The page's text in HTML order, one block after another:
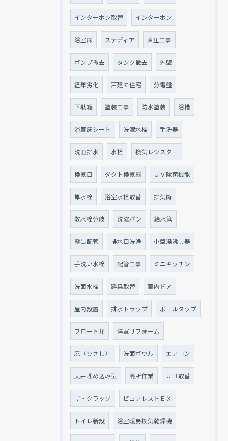
インターホン取替 インターホン
浴室床 ステディア 直圧工事
ポンプ撤去 タンク撤去 外壁
経年劣化 戸建て住宅 分電盤
下駄箱 塗装工事 防水塗装 浴槽
浴室床シート 洗濯水栓 手洗器
洗面排水 水栓 換気レジスター
換気口 ダクト換気扇 ＵＶ除菌機能
単水栓 浴室水栓取替 排気筒
散水栓分岐 洗濯パン 給水管
露出配管 排水口洗浄 小型湯沸し器
手洗い水栓 配管工事 ミニキッチン
洗面水栓 建具取替 室内ドア
屋内設置 排水トラップ ボールタップ
フロート弁 洋室リフォーム
庇（ひさし） 洗面ボウル エアコン
天井埋め込み型 高所作業 ＵＢ取替
ザ・クラッソ ピュアレストＥＸ
トイレ新設 浴室暖房換気乾燥機